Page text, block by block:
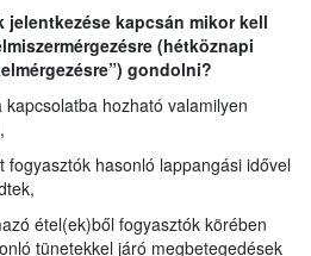
jelentkezése kapcsán mikor kell
(hétköznapi
gondolni?
hozható valamilyen
fogyasztók hasonló lappangási idővel
étel(ek)ből fogyasztók körében
tünetekkel járó megbetegedések